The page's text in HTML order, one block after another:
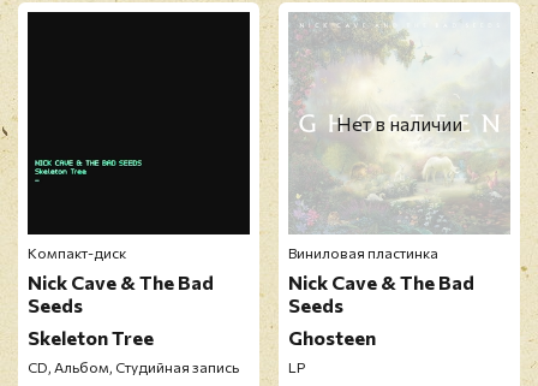
E3. Stranger Than Kindness
F1. Jubilee Street (Alternative Video Version)
F2. Nature Boy (Single Version)
Отзыв
Компакт-диск
Nick Cave & The Bad
Seeds
Skeleton Tree
CD, Альбом, Студийная запись
Нет в наличии
Виниловая пластинка
Nick Cave & The Bad
Seeds
Ghosteen
LP